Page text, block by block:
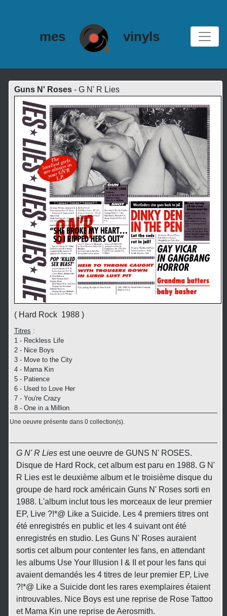
mes vinyls
Guns N' Roses- G N' R Lies
( Hard Rock 1988 )
Titres :
1 - Reckless Life
2 - Nice Boys
3 - Move to the City
4 - Mama Kin
5 - Patience
6 - Used to Love Her
7 - You're Crazy
8 - One in a Million
Une oeuvre présente dans 0 collection(s).
G N' R Liesest une oeuvre de GUNS N' ROSES.
Disque de Hard Rock, cet album est paru en 1988. G N'
R Lies est le deuxième album et le troisième disque du
groupe de hard rock américain Guns N' Roses sorti en
1988. L'album inclut tous les morceaux de leur premier
EP, Live ?!*@ Like a Suicide. Les 4 premiers titres ont
été enregistrés en public et les 4 suivant ont été
enregistrés en studio. Les Guns N' Roses auraient
sortis cet album pour contenter les fans, en attendant
les albums Use Your Illusion I & II et pour les fans qui
avaient demandés les 4 titres de leur premier EP, Live
?!*@ Like a Suicide dont les rares exemplaires étaient
introuvables. Nice Boys est une reprise de Rose Tattoo
et Mama Kin une reprise de Aerosmith.